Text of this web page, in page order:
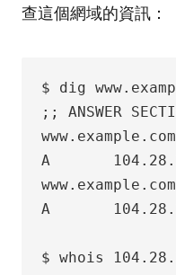
查這個網域的資訊：
$ dig
;; ANSWER
A
A
$ whois